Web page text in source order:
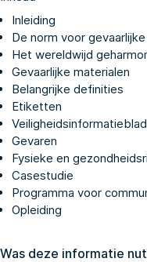
Inleiding
De norm voor
Het wereldwijd
Gevaarlijke materialen
Belangrijke definities
Etiketten
Gevaren
Fysieke en
Casestudie
Programma voor
Opleiding
Was deze informatie